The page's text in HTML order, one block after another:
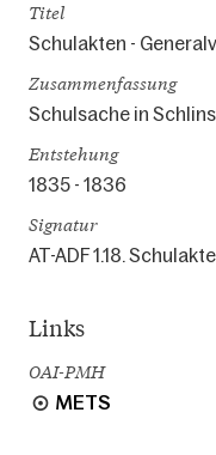
Titel
Schulakten -
Zusammenfassung
Schulsache in Schlins
Entstehung
1835 - 1836
Signatur
AT-ADF 1.18.
Links
OAI-PMH
METS